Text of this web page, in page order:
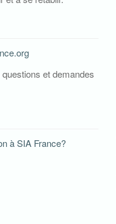
et demandes
à SIA France?